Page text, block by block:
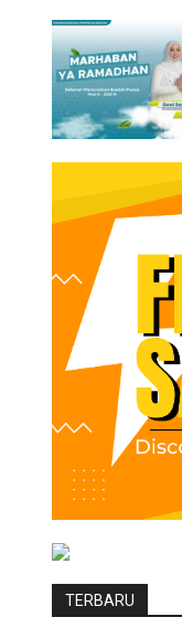
TERBARU